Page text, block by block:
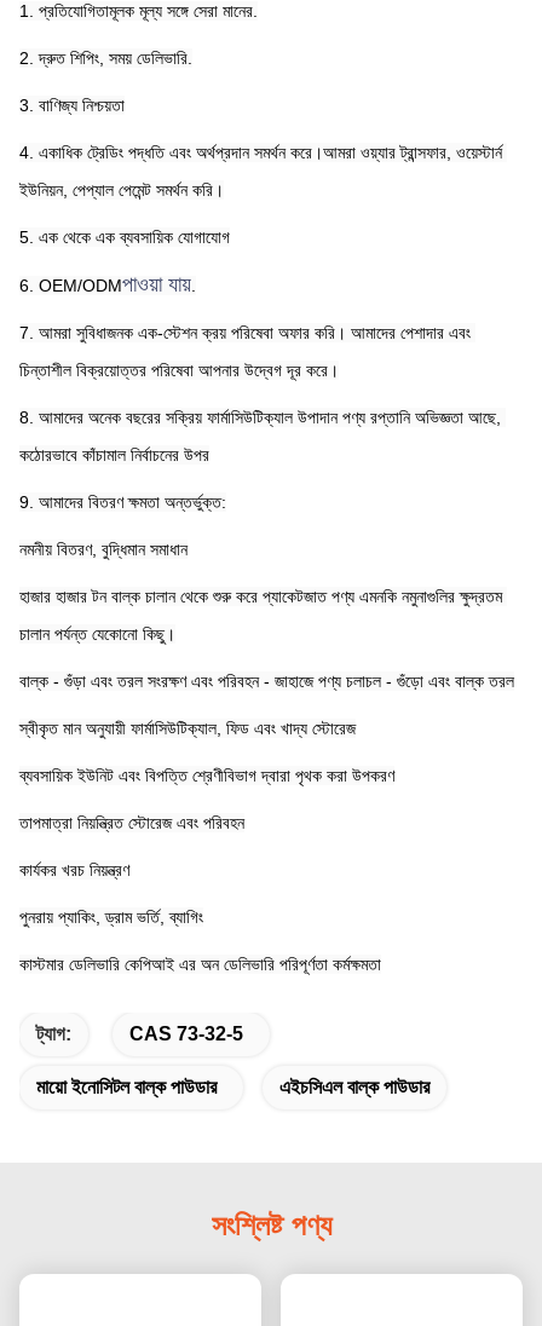
1. প্রতিযোগিতামূলক মূল্য সঙ্গে সেরা মানের.
2. দ্রুত শিপিং, সময় ডেলিভারি.
3. বাণিজ্য নিশ্চয়তা
4. একাধিক ট্রেডিং পদ্ধতি এবং অর্থপ্রদান সমর্থন করে।আমরা ওয়্যার ট্রান্সফার, ওয়েস্টার্ন
ইউনিয়ন, পেপ্যাল ​​পেমেন্ট সমর্থন করি।
5. এক থেকে এক ব্যবসায়িক যোগাযোগ
6. OEM/ODMপাওয়া যায়
7. আমরা সুবিধাজনক এক-স্টেশন ক্রয় পরিষেবা অফার করি। আমাদের পেশাদার এবং
চিন্তাশীল বিক্রয়োত্তর পরিষেবা আপনার উদ্বেগ দূর করে।
8. আমাদের অনেক বছরের সক্রিয় ফার্মাসিউটিক্যাল উপাদান পণ্য রপ্তানি অভিজ্ঞতা আছে,
কঠোরভাবে কাঁচামাল নির্বাচনের উপর
9. আমাদের বিতরণ ক্ষমতা অন্তর্ভুক্ত:
নমনীয় বিতরণ, বুদ্ধিমান সমাধান
হাজার হাজার টন বাল্ক চালান থেকে শুরু করে প্যাকেটজাত পণ্য এমনকি নমুনাগুলির ক্ষুদ্রতম
চালান পর্যন্ত যেকোনো কিছু।
বাল্ক - গুঁড়া এবং তরল সংরক্ষণ এবং পরিবহন - জাহাজে পণ্য চলাচল - গুঁড়ো এবং বাল্ক তরল
স্বীকৃত মান অনুযায়ী ফার্মাসিউটিক্যাল, ফিড এবং খাদ্য স্টোরেজ
ব্যবসায়িক ইউনিট এবং বিপত্তি শ্রেণীবিভাগ দ্বারা পৃথক করা উপকরণ
তাপমাত্রা নিয়ন্ত্রিত স্টোরেজ এবং পরিবহন
কার্যকর খরচ নিয়ন্ত্রণ
পুনরায় প্যাকিং, ড্রাম ভর্তি, ব্যাগিং
কাস্টমার ডেলিভারি কেপিআই এর অন ডেলিভারি পরিপূর্ণতা কর্মক্ষমতা
ট্যাগ: CAS 73-32-5
মায়ো ইনোসিটল বাল্ক পাউডার এইচসিএল বাল্ক পাউডার
সংশ্লিষ্ট পণ্য